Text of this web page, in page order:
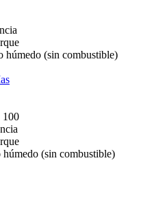
húmedo (sin combustible)
100
húmedo (sin combustible)